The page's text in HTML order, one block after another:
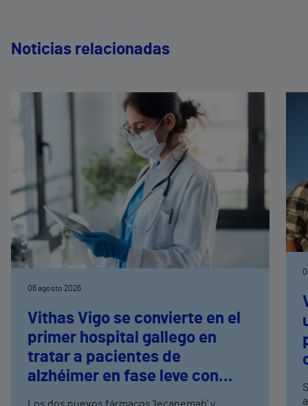
Noticias relacionadas
06 agosto 2026
Vithas Vigo se convierte en el
primer hospital gallego en
tratar a pacientes de
alzhéimer en fase leve con
terapias antiamiloide